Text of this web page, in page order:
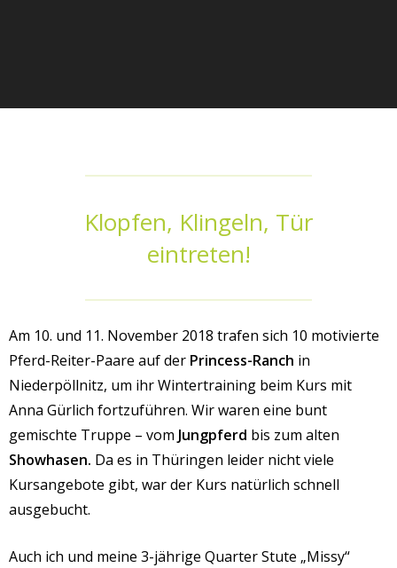
Klopfen, Klingeln, Tür
eintreten!
Am 10. und 11. November 2018 trafen sich 10 motivierte
Pferd-Reiter-Paare auf der Princess-Ranch in
Niederpöllnitz, um ihr Wintertraining beim Kurs mit
Anna Gürlich fortzuführen. Wir waren eine bunt
gemischte Truppe – vom Jungpferd bis zum alten
Showhasen. Da es in Thüringen leider nicht viele
Kursangebote gibt, war der Kurs natürlich schnell
ausgebucht.
Auch ich und meine 3-jährige Quarter Stute „Missy“